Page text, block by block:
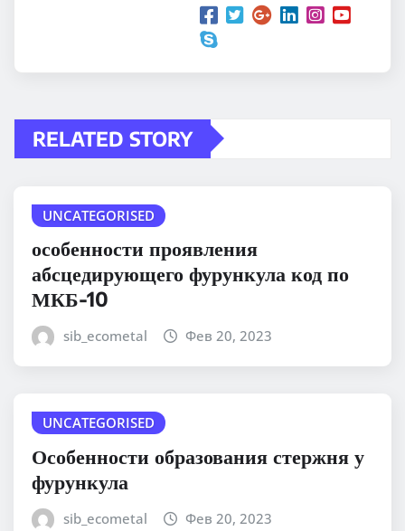
RELATED STORY
UNCATEGORISED
особенности проявления
абсцедирующего фурункула код по
МКБ-10
sib_ecometal Фев 20, 2023
UNCATEGORISED
Особенности образования стержня у
фурункула
sib_ecometal Фев 20, 2023